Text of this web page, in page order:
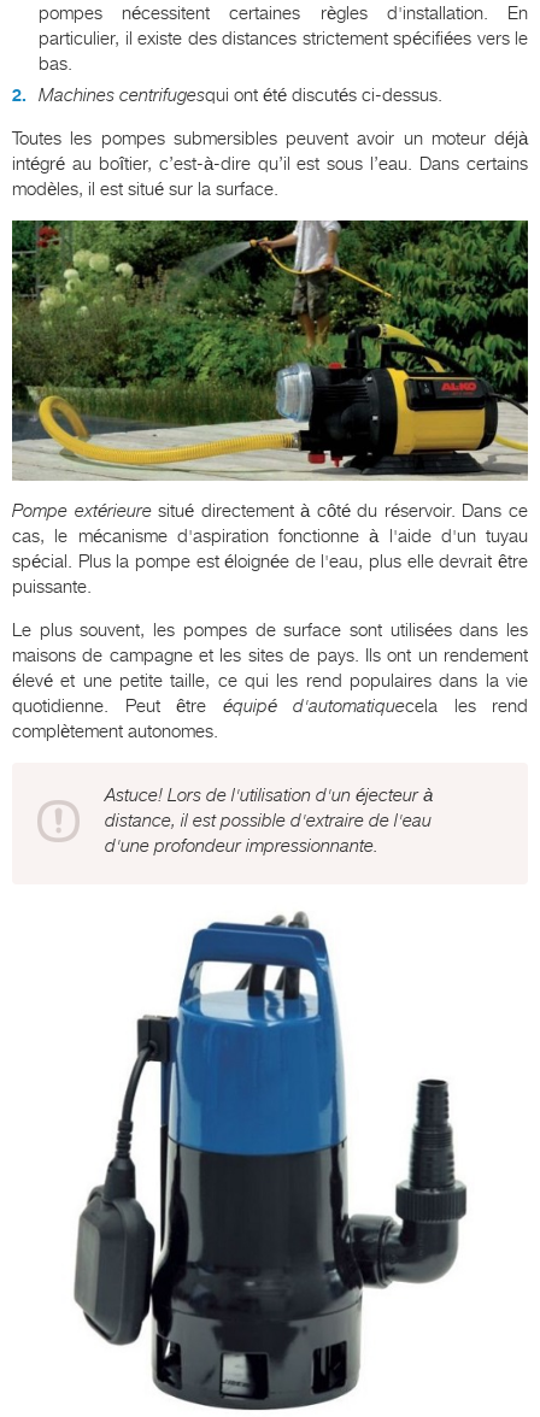
pompes nécessitent certaines règles d'installation. En
particulier, il existe des distances strictement spécifiées vers le
bas.
Machines centrifugesqui ont été discutés ci-dessus.
Toutes les pompes submersibles peuvent avoir un moteur déjà
intégré au boîtier, c’est-à-dire qu’il est sous l’eau. Dans certains
modèles, il est situé sur la surface.
Pompe extérieuresitué directement à côté du réservoir. Dans ce
cas, le mécanisme d'aspiration fonctionne à l'aide d'un tuyau
spécial. Plus la pompe est éloignée de l'eau, plus elle devrait être
puissante.
Le plus souvent, les pompes de surface sont utilisées dans les
maisons de campagne et les sites de pays. Ils ont un rendement
élevé et une petite taille, ce qui les rend populaires dans la vie
quotidienne. Peut être équipé d'automatiquecela les rend
complètement autonomes.
Astuce! Lors de l'utilisation d'un éjecteur à
distance, il est possible d'extraire de l'eau
d'une profondeur impressionnante.